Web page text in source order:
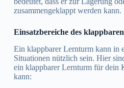
zusammengeklappt werden kann.
Einsatzbereiche des
Ein klappbarer Lernturm kann in
Situationen nützlich sein. Hier
ein klappbarer Lernturm für dein
kann: